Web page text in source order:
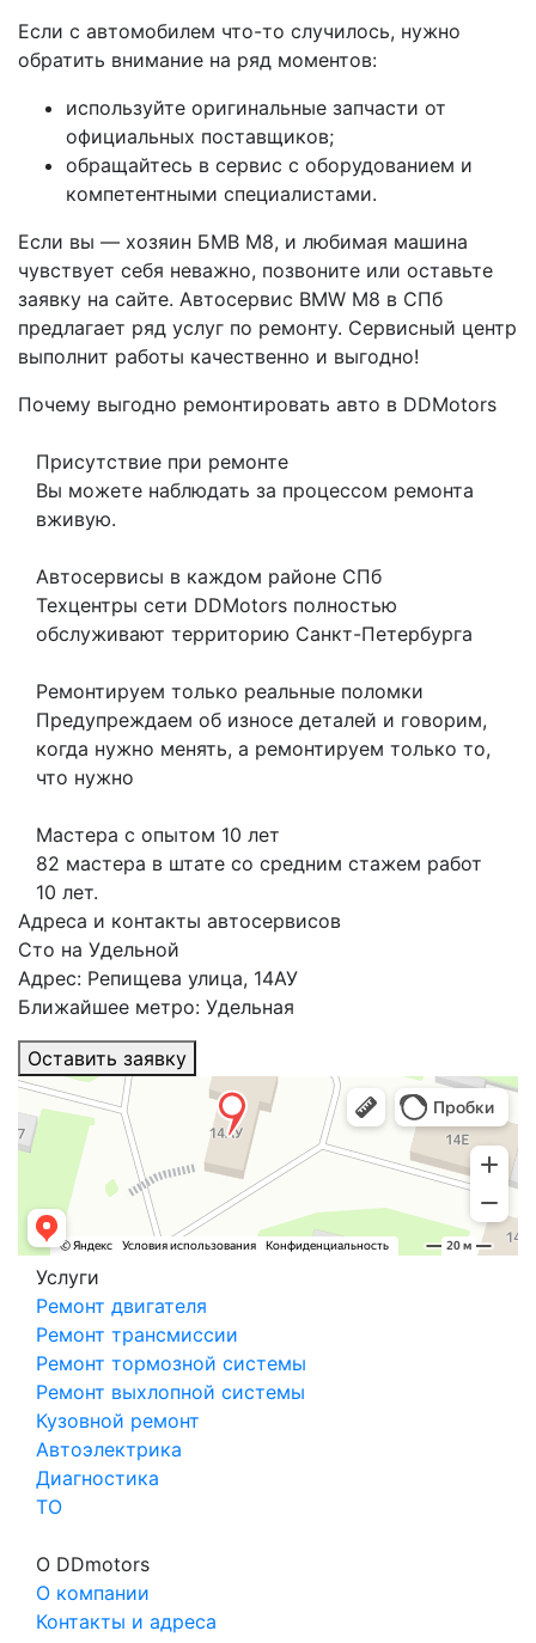
Если с автомобилем что-то случилось, нужно
обратить внимание на ряд моментов:
используйте оригинальные запчасти от
официальных поставщиков;
обращайтесь в сервис с оборудованием и
компетентными специалистами.
Если вы — хозяин БМВ M8, и любимая машина
чувствует себя неважно, позвоните или оставьте
заявку на сайте. Автосервис BMW M8 в СПб
предлагает ряд услуг по ремонту. Сервисный центр
выполнит работы качественно и выгодно!
Почему выгодно ремонтировать авто в DDMotors
Присутствие при ремонте
Вы можете наблюдать за процессом ремонта
вживую.
Автосервисы в каждом районе СПб
Техцентры сети DDMotors полностью
обслуживают территорию Санкт-Петербурга
Ремонтируем только реальные поломки
Предупреждаем об износе деталей и говорим,
когда нужно менять, а ремонтируем только то,
что нужно
Мастера с опытом 10 лет
82 мастера в штате со средним стажем работ
10 лет.
Адреса и контакты автосервисов
Сто на Удельной
Адрес: Репищева улица, 14АУ
Ближайшее метро: Удельная
Оставить заявку
Услуги
Ремонт двигателя
Ремонт трансмиссии
Ремонт тормозной системы
Ремонт выхлопной системы
Кузовной ремонт
Автоэлектрика
Диагностика
ТО
О DDmotors
О компании
Контакты и адреса